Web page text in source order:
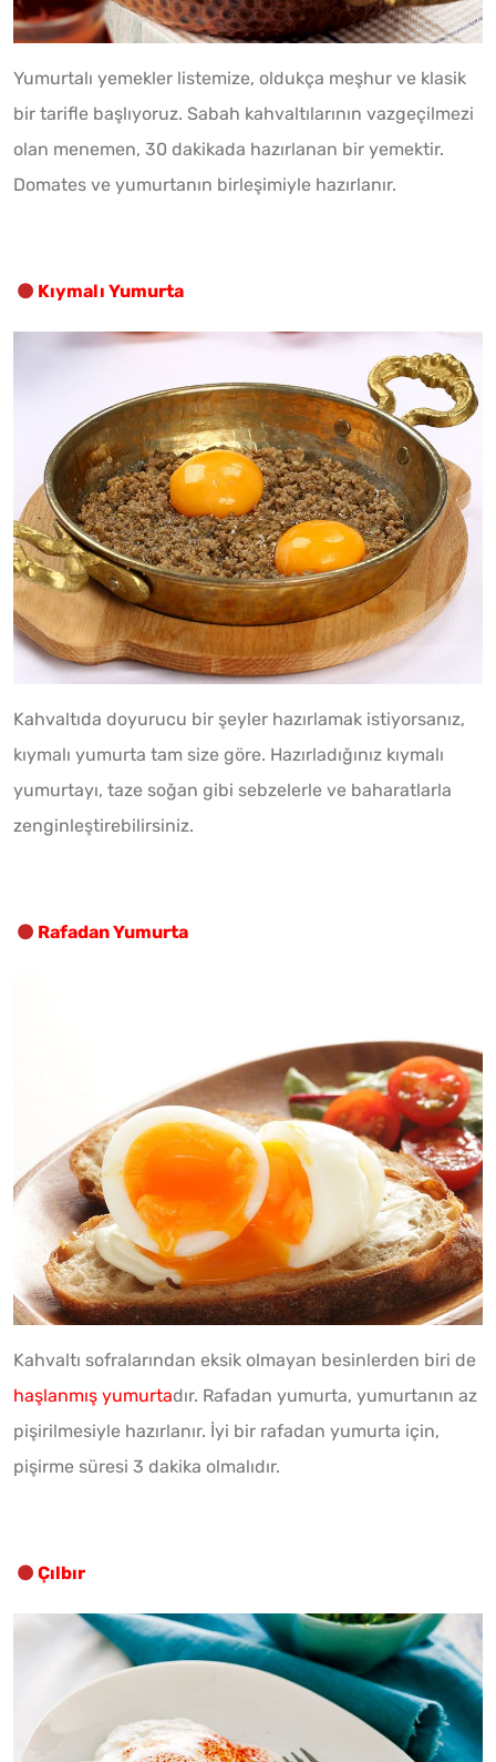
Yumurtalı yemekler listemize, oldukça meşhur ve klasik
bir tarifle başlıyoruz. Sabah kahvaltılarının vazgeçilmezi
olan menemen, 30 dakikada hazırlanan bir yemektir.
Domates ve yumurtanın birleşimiyle hazırlanır.
Kıymalı Yumurta
Kahvaltıda doyurucu bir şeyler hazırlamak istiyorsanız,
kıymalı yumurta tam size göre. Hazırladığınız kıymalı
yumurtayı, taze soğan gibi sebzelerle ve baharatlarla
zenginleştirebilirsiniz.
Rafadan Yumurta
Kahvaltı sofralarından eksik olmayan besinlerden biri de
haşlanmış yumurtadır. Rafadan yumurta, yumurtanın az
pişirilmesiyle hazırlanır. İyi bir rafadan yumurta için,
pişirme süresi 3 dakika olmalıdır.
Çılbır